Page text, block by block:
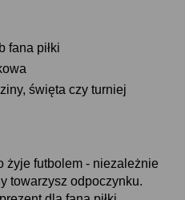
fana piłki
święta czy turniej
żyje futbolem - niezależnie
towarzysz odpoczynku.